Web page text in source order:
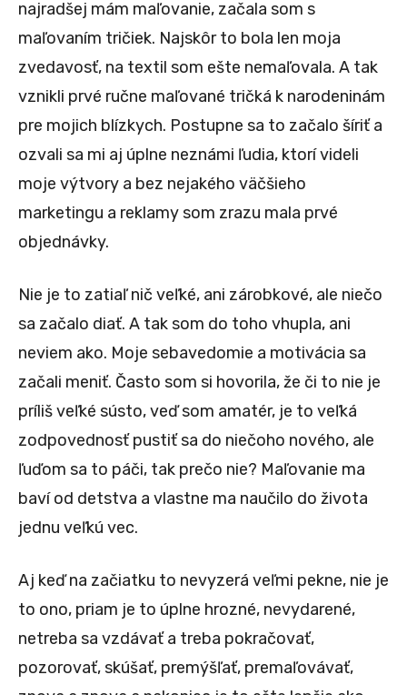
najradšej mám maľovanie, začala som s
maľovaním tričiek. Najskôr to bola len moja
zvedavosť, na textil som ešte nemaľovala. A tak
vznikli prvé ručne maľované tričká k narodeninám
pre mojich blízkych. Postupne sa to začalo šíriť a
ozvali sa mi aj úplne neznámi ľudia, ktorí videli
moje výtvory a bez nejakého väčšieho
marketingu a reklamy som zrazu mala prvé
objednávky.
Nie je to zatiaľ nič veľké, ani zárobkové, ale niečo
sa začalo diať. A tak som do toho vhupla, ani
neviem ako. Moje sebavedomie a motivácia sa
začali meniť. Často som si hovorila, že či to nie je
príliš veľké sústo, veď som amatér, je to veľká
zodpovednosť pustiť sa do niečoho nového, ale
ľuďom sa to páči, tak prečo nie? Maľovanie ma
baví od detstva a vlastne ma naučilo do života
jednu veľkú vec.
Aj keď na začiatku to nevyzerá veľmi pekne, nie je
to ono, priam je to úplne hrozné, nevydarené,
netreba sa vzdávať a treba pokračovať,
pozorovať, skúšať, premýšľať, premaľovávať,